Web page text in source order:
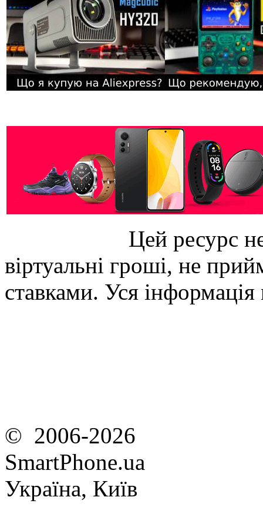
Цей ресурс
віртуальні гроші, не
ставками. Уся
© 2006-2026
SmartPhone.ua
Україна, Київ